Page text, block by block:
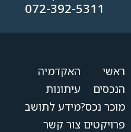
072-392-5311
ראשי
הנכסים
מוכר נכס?
פרויקטים
האקדמיה
עיתונות
מידע לתושב
צור קשר